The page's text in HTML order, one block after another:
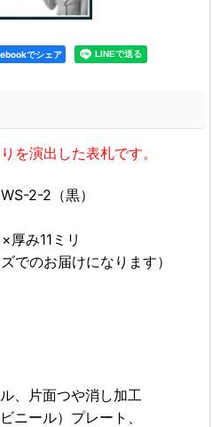
でシェア
を演出した表札です。
2-2（黒）
厚み11ミリ
でのお届けになります）
隷体
、片面つや消し加工
ニール）プレート、